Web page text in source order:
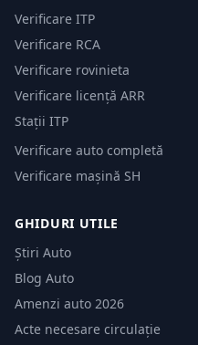
Verificare ITP
Verificare RCA
Verificare rovinieta
Verificare licență ARR
Stații ITP
Verificare auto completă
Verificare mașină SH
GHIDURI UTILE
Știri Auto
Blog Auto
Amenzi auto 2026
Acte necesare circulație